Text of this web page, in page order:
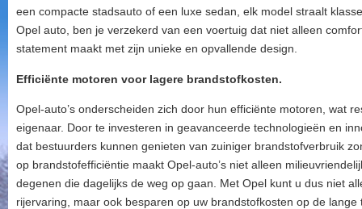
een compacte stadsauto of een luxe sedan, elk model straalt
Opel auto, ben je verzekerd van een voertuig dat niet alleen
statement maakt met zijn unieke en opvallende design.
Efficiënte motoren voor lagere brandstofkosten.
Opel-auto’s onderscheiden zich door hun efficiënte motoren, wat
eigenaar. Door te investeren in geavanceerde technologieën en
dat bestuurders kunnen genieten van zuiniger brandstofverbruik
op brandstofefficiëntie maakt Opel-auto’s niet alleen
degenen die dagelijks de weg op gaan. Met Opel kunt u dus niet
rijervaring, maar ook besparen op uw brandstofkosten op de lange